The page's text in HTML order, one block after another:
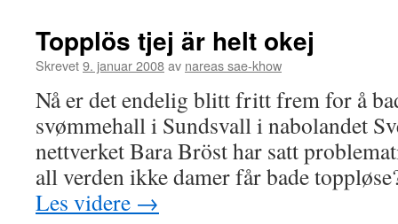
Topplös tjej är helt okej
Skrevet9. januar 2008av nareas sae-khow
Nå er det endelig blitt fritt frem for å
svømmehall i Sundsvall i nabolandet
nettverket Bara Bröst har satt
all verden ikke damer får bade
Les videre →